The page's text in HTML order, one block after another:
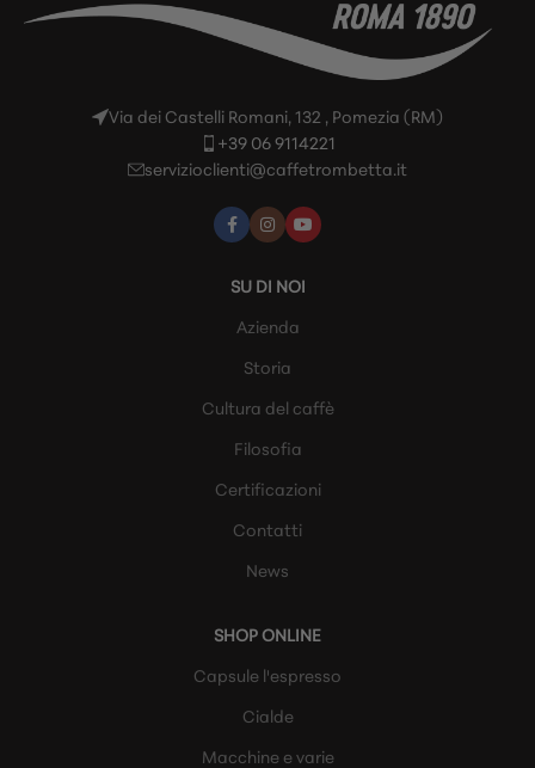
Via dei Castelli Romani, 132 , Pomezia (RM)
+39 06 9114221
servizioclienti@caffetrombetta.it
SU DI NOI
Azienda
Storia
Cultura del caffè
Filosofia
Certificazioni
Contatti
News
SHOP ONLINE
Capsule l'espresso
Cialde
Macchine e varie